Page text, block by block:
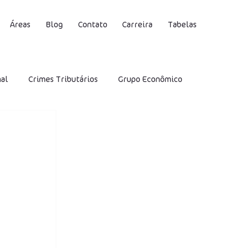
Áreas Blog Contato Carreira Tabelas
Crimes Tributários Grupo Econômico